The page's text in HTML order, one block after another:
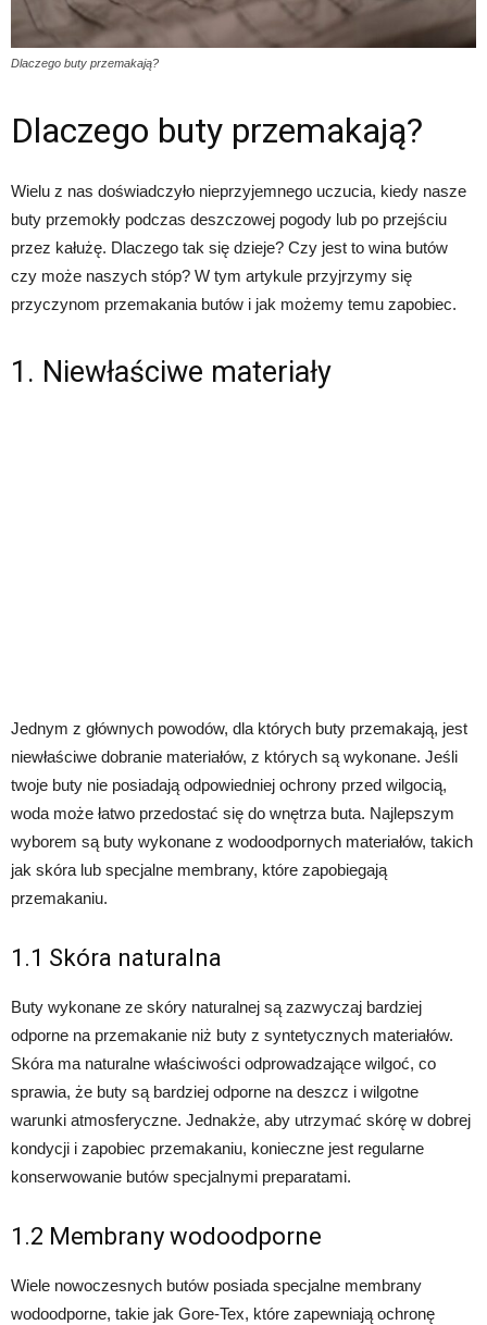
Dlaczego buty przemakają?
Dlaczego buty przemakają?
Wielu z nas doświadczyło nieprzyjemnego uczucia, kiedy nasze
buty przemokły podczas deszczowej pogody lub po przejściu
przez kałużę. Dlaczego tak się dzieje? Czy jest to wina butów
czy może naszych stóp? W tym artykule przyjrzymy się
przyczynom przemakania butów i jak możemy temu zapobiec.
1. Niewłaściwe materiały
Jednym z głównych powodów, dla których buty przemakają, jest
niewłaściwe dobranie materiałów, z których są wykonane. Jeśli
twoje buty nie posiadają odpowiedniej ochrony przed wilgocią,
woda może łatwo przedostać się do wnętrza buta. Najlepszym
wyborem są buty wykonane z wodoodpornych materiałów, takich
jak skóra lub specjalne membrany, które zapobiegają
przemakaniu.
1.1 Skóra naturalna
Buty wykonane ze skóry naturalnej są zazwyczaj bardziej
odporne na przemakanie niż buty z syntetycznych materiałów.
Skóra ma naturalne właściwości odprowadzające wilgoć, co
sprawia, że buty są bardziej odporne na deszcz i wilgotne
warunki atmosferyczne. Jednakże, aby utrzymać skórę w dobrej
kondycji i zapobiec przemakaniu, konieczne jest regularne
konserwowanie butów specjalnymi preparatami.
1.2 Membrany wodoodporne
Wiele nowoczesnych butów posiada specjalne membrany
wodoodporne, takie jak Gore-Tex, które zapewniają ochronę